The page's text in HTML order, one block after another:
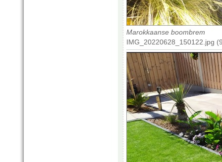
Marokkaanse boombrem
IMG_20220628_150122.jpg